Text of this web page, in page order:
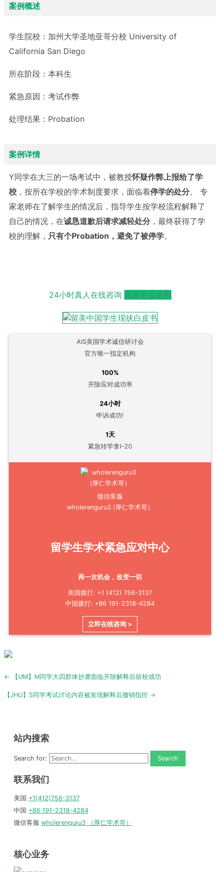
案例概述
学生院校： 加州大学圣地亚哥分校 University of
California San Diego
所在阶段： 本科生
紧急原因： 考试作弊
处理结果： Probation
案例详情
Y同学在大三的一场考试中，被教授怀疑作弊上报给了学
校 ，按所在学校的学术制度要求，面临着停学的处分。 专
家老师在了解学生的情况后，指导学生按学校流程解释了
自己的情况，在诚恳道歉后请求减轻处分，最终获得了学
校的理解， 只有个Probation ，避免了被停学。
24小时真人在线咨询
AIS美国学术诚信研讨会
官方唯一指定机构
100%
开除应对成功率
24小时
申诉成功!
1天
紧急转学拿I-20
微信客服
wholerenguru3 (厚仁学术哥）
留学生学术紧急应对中心
再一次机会，改变一切
美国拨打: +1 (412) 756-3137
中国拨打: +86 191-2318-4284
立即在线咨询 >
Post
← 【UM】M同学大四群体抄袭面临开除解释后留校成功
【JHU】S同学考试讨论内容被发现解释后撤销指控 →
站内搜索
Search for:
联系我们
美国 +1(412)756-3137
中国 +86 191-2318-4284
微信客服 wholerenguru3 （厚仁学术哥）
核心业务